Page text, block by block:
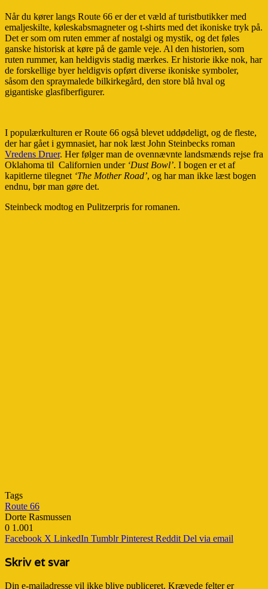
Når du kører langs Route 66 er der et væld af turistbutikker med
emaljeskilte, køleskabsmagneter og t-shirts med det ikoniske tryk på.
Det er som om ruten emmer af nostalgi og mystik, og det føles
ganske historisk at køre på de gamle veje. Al den historien, som
ruten rummer, kan heldigvis stadig mærkes. Er historie ikke nok, har
de forskellige byer heldigvis opført diverse ikoniske symboler,
såsom den spraymalede bilkirkegård, den store blå hval og
gigantiske glasfiberfigurer.
I populærkulturen er Route 66 også blevet uddødeligt, og de fleste,
der har gået i gymnasiet, har nok læst John Steinbecks roman
Vredens Druer. Her følger man de ovennævnte landsmænds rejse fra
Oklahoma til Californien under ‘Dust Bowl’. I bogen er et af
kapitlerne tilegnet ‘The Mother Road’, og har man ikke læst bogen
endnu, bør man gøre det.
Steinbeck modtog en Pulitzerpris for romanen.
Tags
Route 66
Dorte Rasmussen
0 1.001
Facebook X LinkedIn Tumblr Pinterest Reddit Del via email
Skriv et svar
Din e-mailadresse vil ikke blive publiceret. Krævede felter er